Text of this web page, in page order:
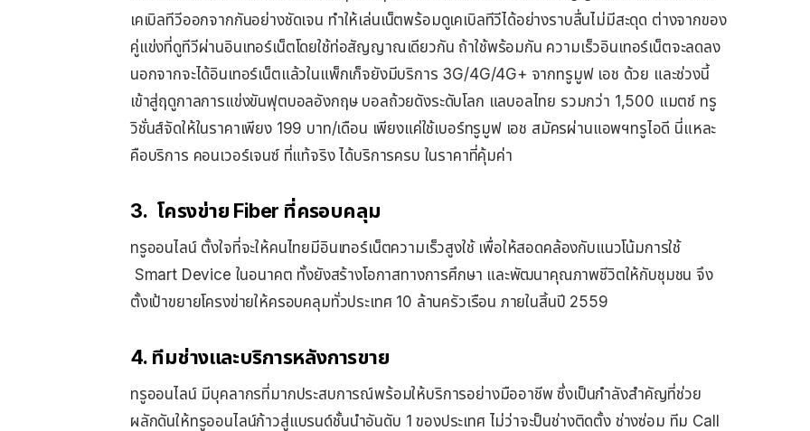
เคเบิลทีวีออกจากกันอย่างชัดเจน ทำให้เล่นเน็ตพร้อมดูเคเบิลทีวีได้อย่างราบลื่นไม่มีสะดุด ต่างจากของ
คู่แข่งที่ดูทีวีผ่านอินเทอร์เน็ตโดยใช้ท่อสัญญาณเดียวกัน ถ้าใช้พร้อมกัน ความเร็วอินเทอร์เน็ตจะลดลง
นอกจากจะได้อินเทอร์เน็ตแล้วในแพ็กเก็จยังมีบริการ 3G/4G/4G+ จากทรูมูฟ เอช ด้วย และช่วงนี้
เข้าสู่ฤดูกาลการแข่งขันฟุตบอลอังกฤษ บอลถ้วยดังระดับโลก แลบอลไทย รวมกว่า 1,500 แมตช์ ทรู
วิชั่นส์จัดให้ในราคาเพียง 199 บาท/เดือน เพียงแค่ใช้เบอร์ทรูมูฟ เอช สมัครผ่านแอพฯทรูไอดี นี่แหละ
คือบริการ คอนเวอร์เจนซ์ ที่แท้จริง ได้บริการครบ ในราคาที่คุ้มค่า
3. โครงข่าย Fiber ที่ครอบคลุม
ทรูออนไลน์ ตั้งใจที่จะให้คนไทยมีอินเทอร์เน็ตความเร็วสูงใช้ เพื่อให้สอดคล้องกับแนวโน้มการใช้
Smart Device ในอนาคต ทั้งยังสร้างโอกาสทางการศึกษา และพัฒนาคุณภาพชีวิตให้กับชุมชน จึง
ตั้งเป้าขยายโครงข่ายให้ครอบคลุมทั่วประเทศ 10 ล้านครัวเรือน ภายในสิ้นปี 2559
4. ทีมช่างและบริการหลังการขาย
ทรูออนไลน์ มีบุคลากรที่มากประสบการณ์พร้อมให้บริการอย่างมืออาชีพ ซึ่งเป็นกำลังสำคัญที่ช่วย
ผลักดันให้ทรูออนไลน์ก้าวสู่แบรนด์ชั้นนำอันดับ 1 ของประเทศ ไม่ว่าจะป็นช่างติดตั้ง ช่างซ่อม ทีม Call